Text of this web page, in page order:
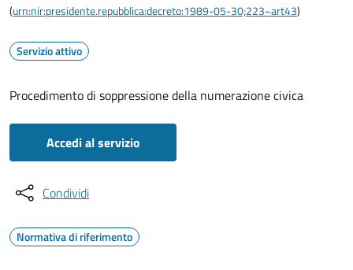
(urn:nir:presidente.repubblica:decreto:1989-05-30;223~art43)
Servizio attivo
Procedimento di soppressione della numerazione civica
Accedi al servizio
Condividi
Normativa di riferimento